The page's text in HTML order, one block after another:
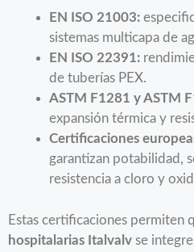
EN ISO 21003:
sistemas multicapa de
EN ISO 22391:
de tuberías PEX.
ASTM F1281 y ASTM
expansión térmica y
Certificaciones
garantizan potabilidad,
resistencia a cloro y
Estas certificaciones permiten
hospitalarias Italvalv se